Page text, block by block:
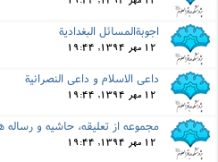
اجوبةالمسائل البغدادیة
12 مهر 1394, 19:44
داعى الاسلام و داعى النصرانیة
12 مهر 1394, 19:44
مجموعه از تعلیقه، حاشیه و رساله
12 مهر 1394, 19:44